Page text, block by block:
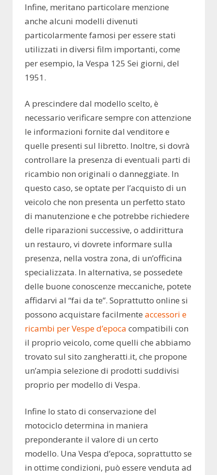
Infine, meritano particolare menzione
anche alcuni modelli divenuti
particolarmente famosi per essere stati
utilizzati in diversi film importanti, come
per esempio, la Vespa 125 Sei giorni, del
1951.
A prescindere dal modello scelto, è
necessario verificare sempre con attenzione
le informazioni fornite dal venditore e
quelle presenti sul libretto. Inoltre, si dovrà
controllare la presenza di eventuali parti di
ricambio non originali o danneggiate. In
questo caso, se optate per l’acquisto di un
veicolo che non presenta un perfetto stato
di manutenzione e che potrebbe richiedere
delle riparazioni successive, o addirittura
un restauro, vi dovrete informare sulla
presenza, nella vostra zona, di un’officina
specializzata. In alternativa, se possedete
delle buone conoscenze meccaniche, potete
affidarvi al “fai da te”. Soprattutto online si
possono acquistare facilmente accessori e
ricambi per Vespe d’epoca compatibili con
il proprio veicolo, come quelli che abbiamo
trovato sul sito zangheratti.it, che propone
un’ampia selezione di prodotti suddivisi
proprio per modello di Vespa.
Infine lo stato di conservazione del
motociclo determina in maniera
preponderante il valore di un certo
modello. Una Vespa d’epoca, soprattutto se
in ottime condizioni, può essere venduta ad